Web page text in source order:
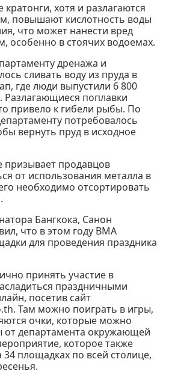
хотя и разлагаются
повышают кислотность воды
что может нанести вред
особенно в стоячих водоемах.
дренажа и
сливать воду из пруда в
где люди выпустили 6 800
Разлагающиеся поплавки
привело к гибели рыбы. По
потребовалось
вернуть пруд в исходное
призывает продавцов
от использования металла в
необходимо отсортировать
Бангкока, Санон
что в этом году BMA
для проведения праздника
принять участие в
праздничными
посетив сайт
Там можно поиграть в игры,
очки, которые можно
от департамента окружающей
которое также
площадках по всей столице,